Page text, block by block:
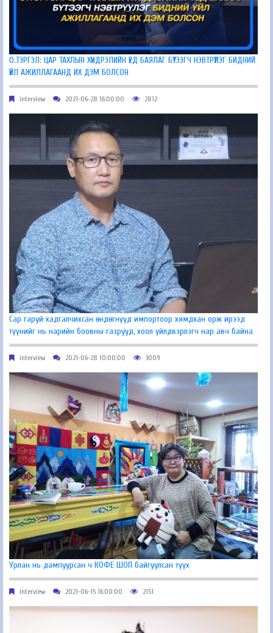
О.ТЭРГЭЛ: ЦАР ТАХЛЫН ХҮНДРЭЛИЙН ҮЕД БАЯЛАГ БҮТЭЭГЧ НЭВТРҮҮЛЭГ БИДНИЙ
ҮЙЛ АЖИЛЛАГААНД ИХ ДЭМ БОЛСОН
interview 2021-06-28 16:00:00 2812
Сар гаруй хадгалчихсан өндөгнүүд импортоор хямдхан орж ирээд
түүнийг нь нарийн боовны газрууд, хоол үйлдвэрлэгч нар авч байна
interview 2021-06-28 10:00:00 3009
Урлан нь дампуурсан ч КОФЕ ШОП байгуулсан түүх
interview 2021-06-15 16:00:00 2151